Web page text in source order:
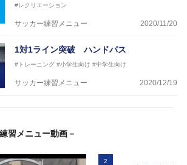
#レクリエーション
サッカー練習メニュー 2020/11/20
1対1ライン突破 ハンドパス
#トレーニング #小学生向け #中学生向け
サッカー練習メニュー 2020/12/19
習メニュー動画－
2